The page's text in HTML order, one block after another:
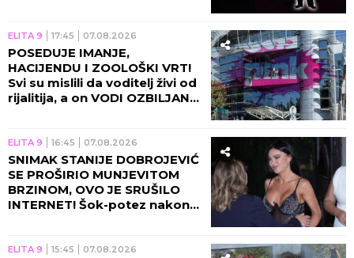
ELITA 9 17:45 07.08.2026
POSEDUJE IMANJE,
HACIJENDU I ZOOLOŠKI VRT!
Svi su mislili da voditelj živi od
rijalitija, a on VODI OZBILJAN
ELITA 9 16:45 07.08.2026
SNIMAK STANIJE DOBROJEVIĆ
SE PROŠIRIO MUNJEVITOM
BRZINOM, OVO JE SRUŠILO
INTERNET! Šok-potez nakon
ELITA 9 15:45 07.08.2026